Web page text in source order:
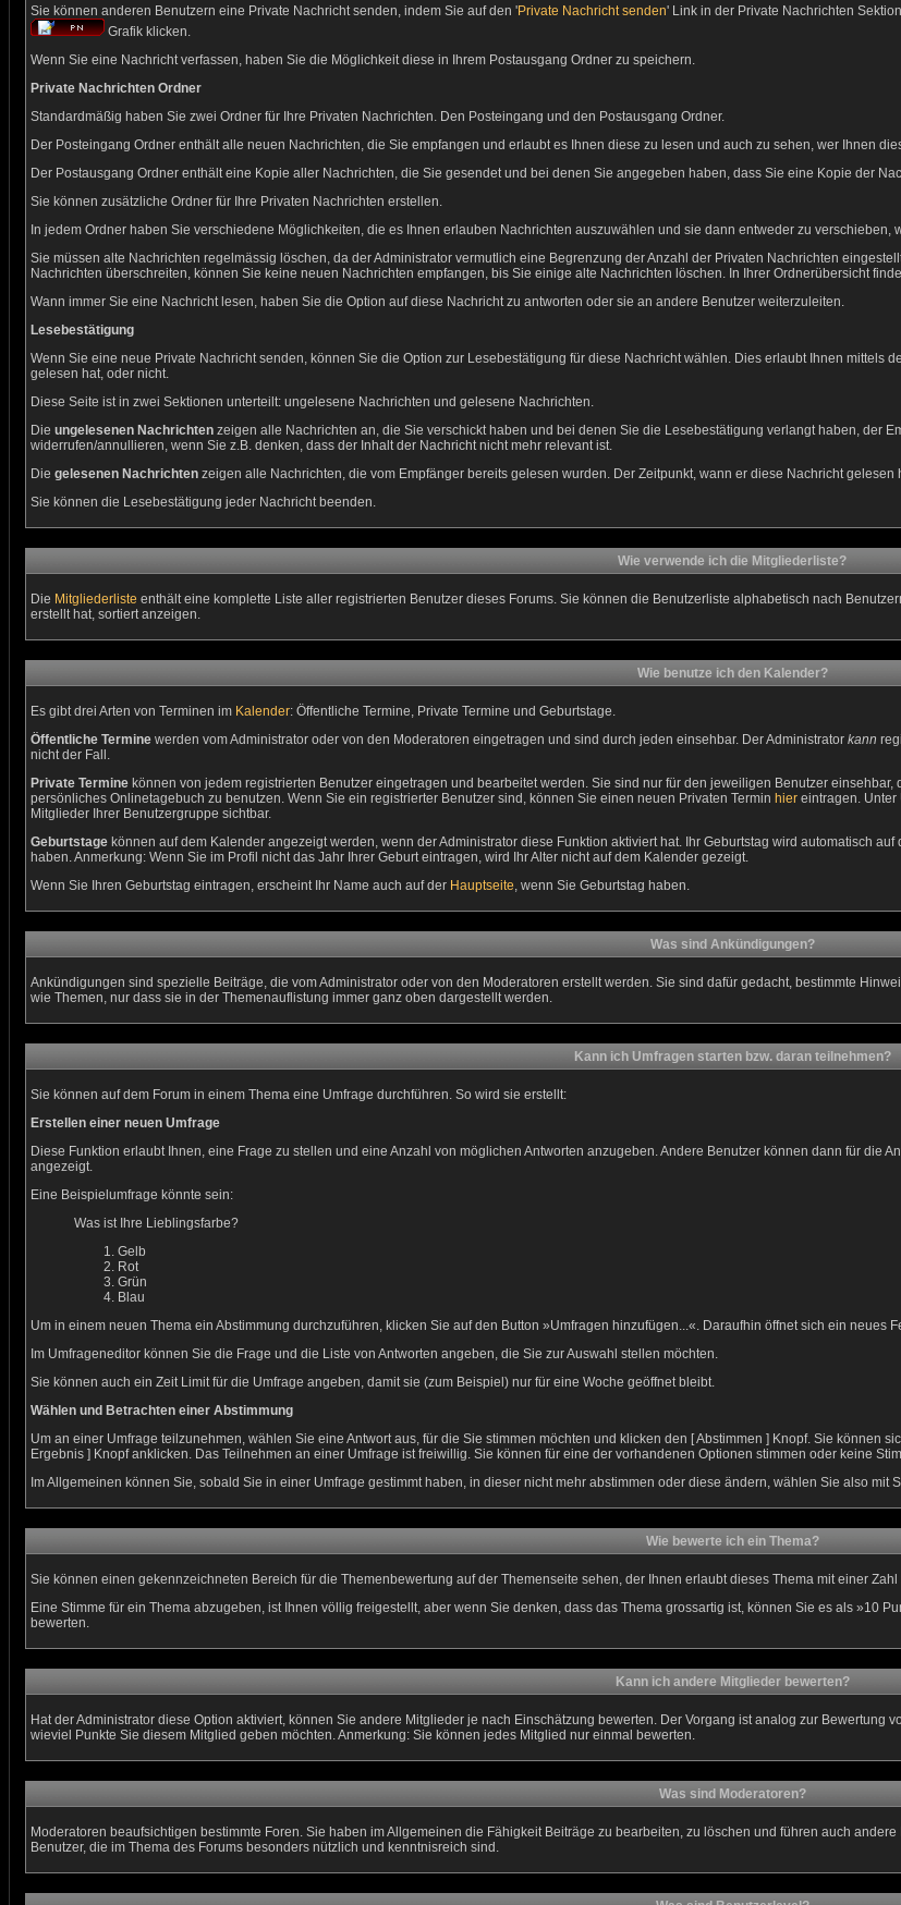
Sie können anderen Benutzern eine Private Nachricht senden, indem Sie auf den 'Private Nachricht senden' Link in der Private Nachrichten
Grafik klicken.
Wenn Sie eine Nachricht verfassen, haben Sie die Möglichkeit diese in Ihrem Postausgang Ordner zu speichern.
Private Nachrichten Ordner
Standardmäßig haben Sie zwei Ordner für Ihre Privaten Nachrichten. Den Posteingang und den Postausgang Ordner.
Der Posteingang Ordner enthält alle neuen Nachrichten, die Sie empfangen und erlaubt es Ihnen diese zu lesen und auch zu sehen, wer Ihnen
Der Postausgang Ordner enthält eine Kopie aller Nachrichten, die Sie gesendet und bei denen Sie angegeben haben, dass Sie eine Kopie der
Sie können zusätzliche Ordner für Ihre Privaten Nachrichten erstellen.
In jedem Ordner haben Sie verschiedene Möglichkeiten, die es Ihnen erlauben Nachrichten auszuwählen und sie dann entweder zu verschieben,
Sie müssen alte Nachrichten regelmässig löschen, da der Administrator vermutlich eine Begrenzung der Anzahl der Privaten Nachrichten
Nachrichten überschreiten, können Sie keine neuen Nachrichten empfangen, bis Sie einige alte Nachrichten löschen. In Ihrer Ordnerübersicht
Wann immer Sie eine Nachricht lesen, haben Sie die Option auf diese Nachricht zu antworten oder sie an andere Benutzer weiterzuleiten.
Lesebestätigung
Wenn Sie eine neue Private Nachricht senden, können Sie die Option zur Lesebestätigung für diese Nachricht wählen. Dies erlaubt Ihnen mittels
gelesen hat, oder nicht.
Diese Seite ist in zwei Sektionen unterteilt: ungelesene Nachrichten und gelesene Nachrichten.
Die ungelesenen Nachrichtenzeigen alle Nachrichten an, die Sie verschickt haben und bei denen Sie die Lesebestätigung verlangt haben, der
widerrufen/annullieren, wenn Sie z.B. denken, dass der Inhalt der Nachricht nicht mehr relevant ist.
Die gelesenen Nachrichtenzeigen alle Nachrichten, die vom Empfänger bereits gelesen wurden. Der Zeitpunkt, wann er diese Nachricht gelesen
Sie können die Lesebestätigung jeder Nachricht beenden.
Wie verwende ich die Mitgliederliste?
Die Mitgliederliste enthält eine komplette Liste aller registrierten Benutzer dieses Forums. Sie können die Benutzerliste alphabetisch nach
erstellt hat, sortiert anzeigen.
Wie benutze ich den Kalender?
Es gibt drei Arten von Terminen im Kalender: Öffentliche Termine, Private Termine und Geburtstage.
Öffentliche Terminewerden vom Administrator oder von den Moderatoren eingetragen und sind durch jeden einsehbar. Der Administrator kann
nicht der Fall.
Private Terminekönnen von jedem registrierten Benutzer eingetragen und bearbeitet werden. Sie sind nur für den jeweiligen Benutzer
persönliches Onlinetagebuch zu benutzen. Wenn Sie ein registrierter Benutzer sind, können Sie einen neuen Privaten Termin hiereintragen. Unter
Mitglieder Ihrer Benutzergruppe sichtbar.
Geburtstagekönnen auf dem Kalender angezeigt werden, wenn der Administrator diese Funktion aktiviert hat. Ihr Geburtstag wird automatisch
haben. Anmerkung: Wenn Sie im Profil nicht das Jahr Ihrer Geburt eintragen, wird Ihr Alter nicht auf dem Kalender gezeigt.
Wenn Sie Ihren Geburtstag eintragen, erscheint Ihr Name auch auf der Hauptseite, wenn Sie Geburtstag haben.
Was sind Ankündigungen?
Ankündigungen sind spezielle Beiträge, die vom Administrator oder von den Moderatoren erstellt werden. Sie sind dafür gedacht, bestimmte
wie Themen, nur dass sie in der Themenauflistung immer ganz oben dargestellt werden.
Kann ich Umfragen starten bzw. daran teilnehmen?
Sie können auf dem Forum in einem Thema eine Umfrage durchführen. So wird sie erstellt:
Erstellen einer neuen Umfrage
Diese Funktion erlaubt Ihnen, eine Frage zu stellen und eine Anzahl von möglichen Antworten anzugeben. Andere Benutzer können dann für die
angezeigt.
Eine Beispielumfrage könnte sein:
Was ist Ihre Lieblingsfarbe?
Gelb
Rot
Grün
Blau
Um in einem neuen Thema ein Abstimmung durchzuführen, klicken Sie auf den Button »Umfragen hinzufügen...«. Daraufhin öffnet sich ein neues
Im Umfrageneditor können Sie die Frage und die Liste von Antworten angeben, die Sie zur Auswahl stellen möchten.
Sie können auch ein Zeit Limit für die Umfrage angeben, damit sie (zum Beispiel) nur für eine Woche geöffnet bleibt.
Wählen und Betrachten einer Abstimmung
Um an einer Umfrage teilzunehmen, wählen Sie eine Antwort aus, für die Sie stimmen möchten und klicken den [ Abstimmen ] Knopf. Sie können
Ergebnis ] Knopf anklicken. Das Teilnehmen an einer Umfrage ist freiwillig. Sie können für eine der vorhandenen Optionen stimmen oder keine
Im Allgemeinen können Sie, sobald Sie in einer Umfrage gestimmt haben, in dieser nicht mehr abstimmen oder diese ändern, wählen Sie also mit
Wie bewerte ich ein Thema?
Sie können einen gekennzeichneten Bereich für die Themenbewertung auf der Themenseite sehen, der Ihnen erlaubt dieses Thema mit einer
Eine Stimme für ein Thema abzugeben, ist Ihnen völlig freigestellt, aber wenn Sie denken, dass das Thema grossartig ist, können Sie es als »10
bewerten.
Kann ich andere Mitglieder bewerten?
Hat der Administrator diese Option aktiviert, können Sie andere Mitglieder je nach Einschätzung bewerten. Der Vorgang ist analog zur
wieviel Punkte Sie diesem Mitglied geben möchten. Anmerkung: Sie können jedes Mitglied nur einmal bewerten.
Was sind Moderatoren?
Moderatoren beaufsichtigen bestimmte Foren. Sie haben im Allgemeinen die Fähigkeit Beiträge zu bearbeiten, zu löschen und führen auch
Benutzer, die im Thema des Forums besonders nützlich und kenntnisreich sind.